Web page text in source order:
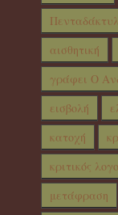
αισθητική
γράφει Ο
εισβολή
κατοχή
κριτικός
μετάφραση